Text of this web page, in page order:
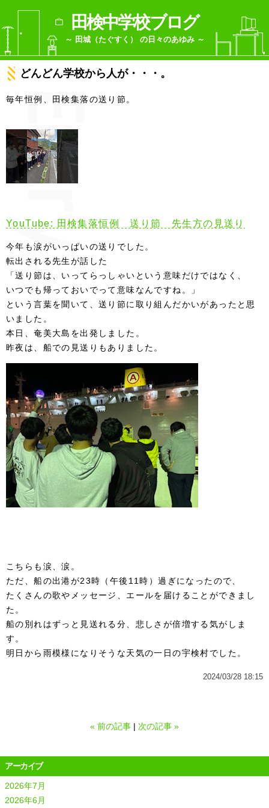
田検中学校ブログ
～ 田城（たぐすく） の日々のあゆみ ～
どんどん学校から人が・・・。
毎年恒例、田検集落の送り節。
YouTube: 田検集落恒例 送り節 先生方の見送り
今年も涙がいっぱいの送りでした。
転出される先生が話した
「送り節は、いってらっしゃいという意味だけではなく、
いつでも帰っておいでって意味なんですね。」
という言葉を聞いて、送り節に取り組んだかいがあったと思
いました。
本日、奄美大島を出発しました。
昨夜は、船での見送りもありました。
こちらも涙、涙。
ただ、船の出港が23時（午後11時）過ぎになったので、
たくさんの歌やメッセージ、エールを届けることができまし
た。
船の別れはずっと見送れる分、悲しさが倍増する気がしま
す。
明日から雨模様になりそうな天気の一日の宇検村でした。
2024/03/28 18:15
« 前の記事 次の記事 »
アーカイブ
2026年7月
2026年6月